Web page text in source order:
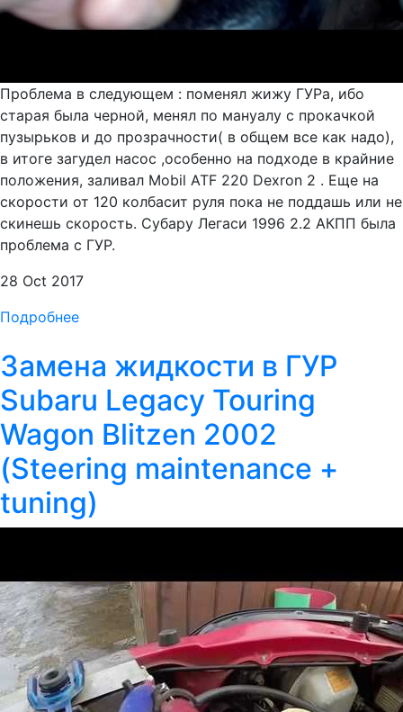
Проблема в следующем : поменял жижу ГУРа, ибо
старая была черной, менял по мануалу с прокачкой
пузырьков и до прозрачности( в общем все как надо),
в итоге загудел насос ,особенно на подходе в крайние
положения, заливал Mobil ATF 220 Dexron 2 . Еще на
скорости от 120 колбасит руля пока не поддашь или не
скинешь скорость. Субару Легаси 1996 2.2 АКПП была
проблема с ГУР.
28 Oct 2017
Подробнее
Замена жидкости в ГУР
Subaru Legacy Touring
Wagon Blitzen 2002
(Steering maintenance +
tuning)